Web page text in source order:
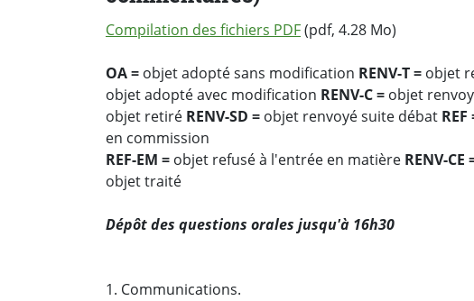
Compilation des fichiers PDF(pdf, 4.28 Mo)
OA = objet adopté sans modification RENV-T = objet
objet adopté avec modification RENV-C = objet
objet retiré RENV-SD = objet renvoyé suite débat REF
en commission
REF-EM = objet refusé à l'entrée en matière RENV-CE
objet traité
Dépôt des questions orales jusqu'à 16h30
1. Communications.